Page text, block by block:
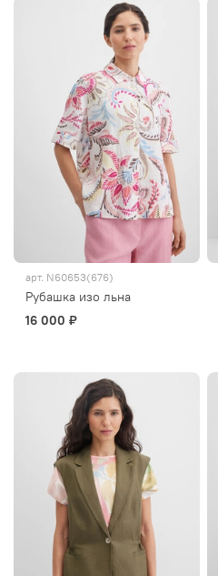
арт. N60653(676)
Рубашка изо льна
16 000 ₽